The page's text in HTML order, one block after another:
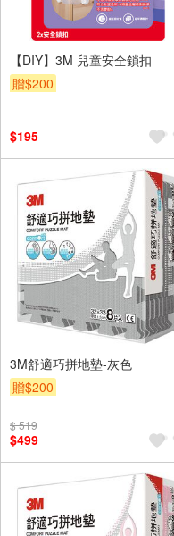
【DIY】3M 兒童安全鎖扣
贈$200
$195
3M舒適巧拼地墊-灰色
贈$200
$ 519
$499